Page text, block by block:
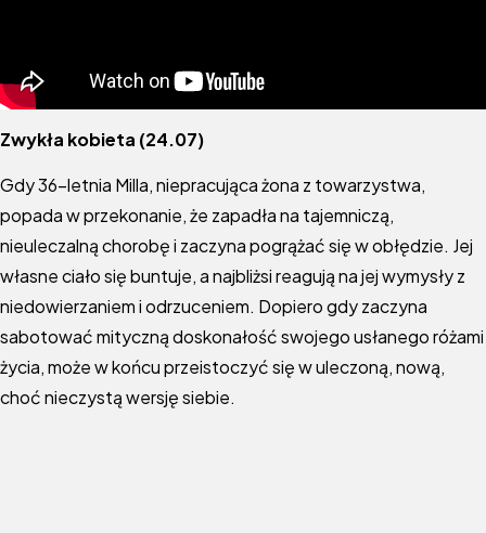
Zwykła kobieta (24.07)
Gdy 36-letnia Milla, niepracująca żona z towarzystwa,
popada w przekonanie, że zapadła na tajemniczą,
nieuleczalną chorobę i zaczyna pogrążać się w obłędzie. Jej
własne ciało się buntuje, a najbliżsi reagują na jej wymysły z
niedowierzaniem i odrzuceniem. Dopiero gdy zaczyna
sabotować mityczną doskonałość swojego usłanego różami
życia, może w końcu przeistoczyć się w uleczoną, nową,
choć nieczystą wersję siebie.